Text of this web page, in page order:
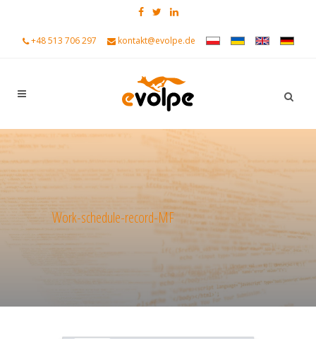
+48 513 706 297 kontakt@evolpe.de
Work-schedule-record-MF